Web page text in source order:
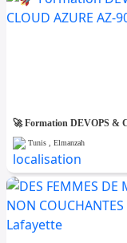
Tunis , Elmanzah